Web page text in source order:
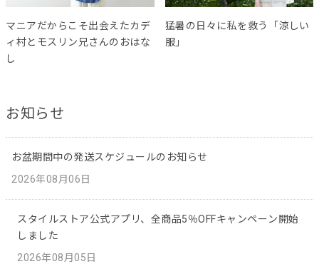
マニアだからこそ出会えたカデ
ィ村とモスリン兄さんのおはな
し
猛暑の日々に私を救う「涼しい
服」
お知らせ
お盆期間中の発送スケジュールのお知らせ
2026年08月06日
スタイルストア公式アプリ、全商品5％OFFキャンペーン開始
しました
2026年08月05日